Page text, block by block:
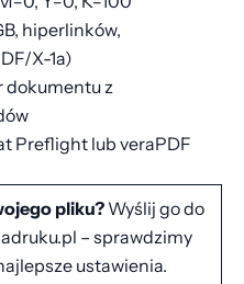
hiperlinków,
X-1a)
dokumentu z
Preflight lub veraPDF
pliku?Wyślij go do
– sprawdzimy
ustawienia.